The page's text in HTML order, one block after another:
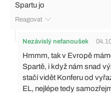
Spartu jo
Reagovat
Nezávislý nefanoušek
Hmmm, tak v Evropě
Spartě, i když nám snad
stačí vidět Konferu od
EL, nejlépe tedy